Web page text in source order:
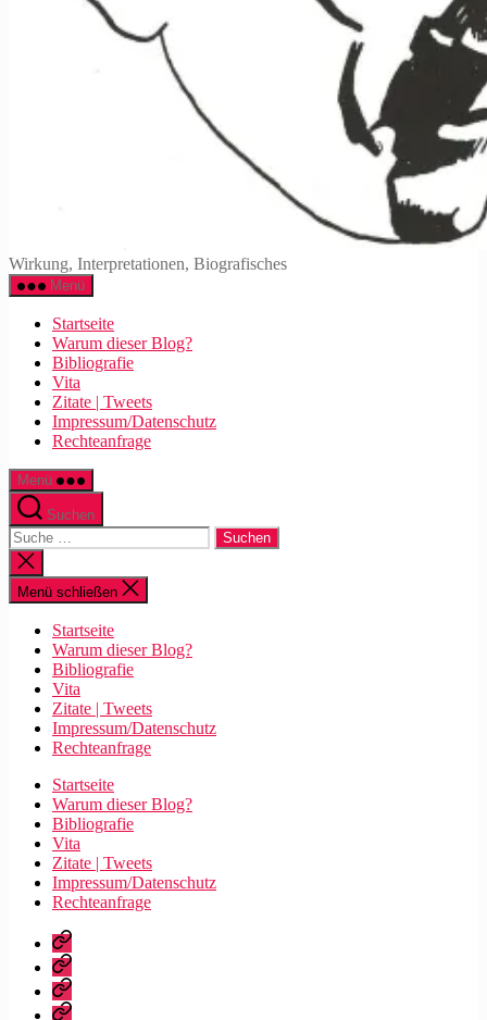
Walter
Mehring
Wirkung, Interpretationen, Biografisches
Menü
Startseite
Warum dieser Blog?
Bibliografie
Vita
Zitate | Tweets
Impressum/Datenschutz
Rechteanfrage
Menü
Suchen
Suche
nach:
Suche
schließen
Menü schließen
Startseite
Warum dieser Blog?
Bibliografie
Vita
Zitate | Tweets
Impressum/Datenschutz
Rechteanfrage
Startseite
Warum dieser Blog?
Bibliografie
Vita
Zitate | Tweets
Impressum/Datenschutz
Rechteanfrage
Startseite
Warum
dieser
Blog?
Bibliografie
Vita